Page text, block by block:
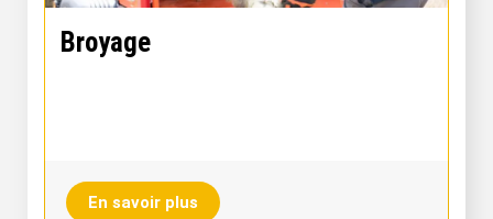
Broyage
En savoir plus